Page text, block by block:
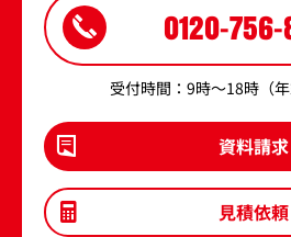
0120-
受付時間：9時～18時（年
資料請求
見積依頼